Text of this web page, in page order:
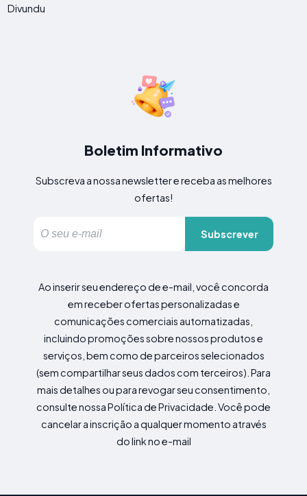
Divundu
Boletim Informativo
Subscreva a nossa newsletter e receba as melhores
ofertas!
Subscrever
Ao inserir seu endereço de e-mail, você concorda
em receber ofertas personalizadas e
comunicações comerciais automatizadas,
incluindo promoções sobre nossos produtos e
serviços, bem como de parceiros selecionados
(sem compartilhar seus dados com terceiros). Para
mais detalhes ou para revogar seu consentimento,
consulte nossa Política de Privacidade. Você pode
cancelar a inscrição a qualquer momento através
do link no e-mail